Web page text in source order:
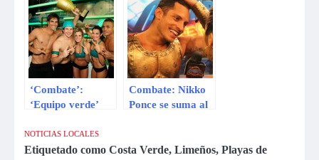
el ‘Día de San
Valentín’
‘Combate’:
‘Equipo verde’
‘La revancha’
Combate: Nikko
Ponce se suma al
NOTICIAS LOCALES
Etiquetado como Costa Verde, Limeños, Playas de